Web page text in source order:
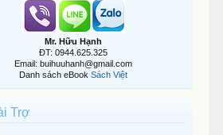
Mr. Hữu Hạnh
ĐT: 0944.625.325
Email: buihuuhanh@gmail.com
Danh sách eBook Sách Việt
Trợ